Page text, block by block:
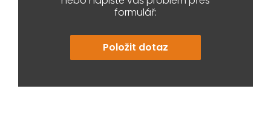
formulář:
Položit dotaz